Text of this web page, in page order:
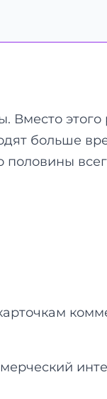
Вместо
больше
половины